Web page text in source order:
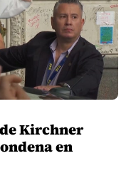
Kirchner
en